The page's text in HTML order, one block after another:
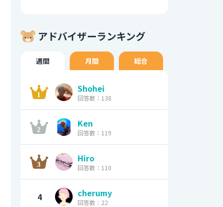
アドバイザーランキング
週間 月間 総合
Shohei
回答数：138
Ken
回答数：119
Hiro
回答数：110
4 cherumy
回答数：22